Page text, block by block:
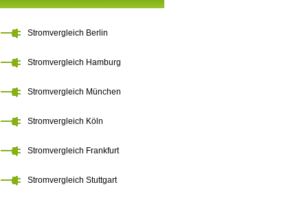
Stromvergleich Berlin
Stromvergleich Hamburg
Stromvergleich München
Stromvergleich Köln
Stromvergleich Frankfurt
Stromvergleich Stuttgart